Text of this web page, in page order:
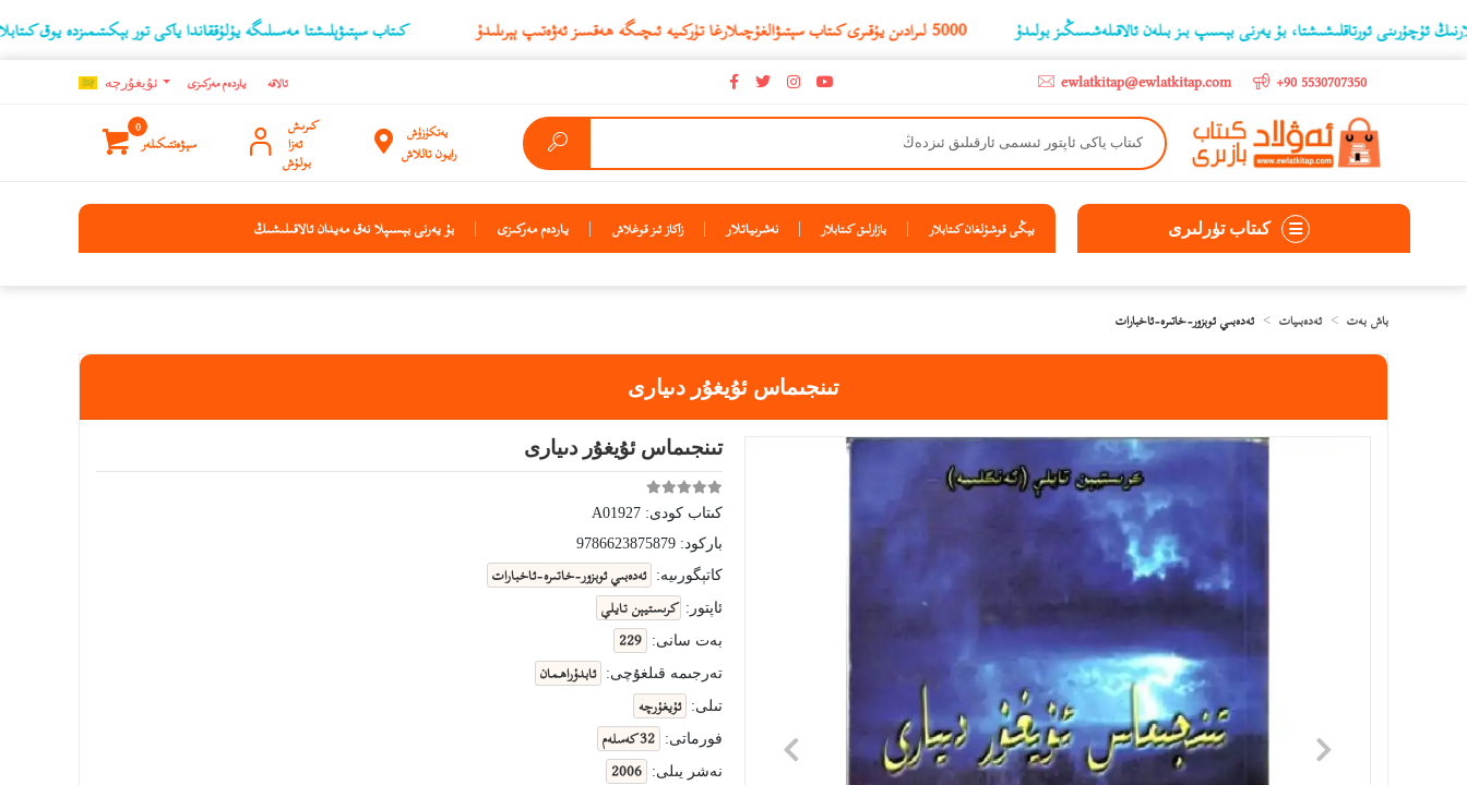
كىتاب سېتىۋېلىشتا مەسىلىگە يۇلۇققاندا ياكى تور بېكىتىمىزدە يوق كىتابلارنىڭ ‫5000 لىرادىن يۇقىرى كىتاب سېتىۋالغۇچىلارغا تۈركىيە ئىچىگە ھەقسىز ئەۋەتىپ ېېرىلىدۇ ئورتاقلىشىشتا، بۇ يەرنى بېسىپ بىز بىلەن ئالاقىلەشسىڭىز بولىدۇ
+90 5530707350
ewlatkitap@ewlatkitap.com ئۇيغۇرچه ياردەم مەركىزى ئالاقە
يەتكۈزۈش
رايون تاللاش
كىرىش
ئەزا
بولۇش
0
سېۋەتتىكىلەر
كىتاب تۈرلىرى يېڭى قوشۇلغان كىتابلار بازارلىق كىتابلار نەشرىياتلار زاكاز ئىز قوغلاش ياردەم مەركىزى بۇ يەرنى بېسىپلا نەق مەيدان ئالاقىلىشىڭ
باش بەت ئەدەبىيات ئەدەبىي ئوبزور-خاتىرە-ئاخبارات
تىنجىماس ئۇيغۇر دىيارى
تىنجىماس ئۇيغۇر دىيارى
كىتاب كودى: A01927
باركود: 9786623875879
كاتېگورىيە:
ئەدەبىي ئوبزور-خاتىرە-ئاخبارات
ئاپتور: كرىستيېن تايلې
بەت سانى: 229
تەرجىمە قىلغۇچى: ئابدۇراھمان
تىلى: ئۇيغۇرچە
فورماتى: 32 كەسلەم
نەشر يىلى: 2006